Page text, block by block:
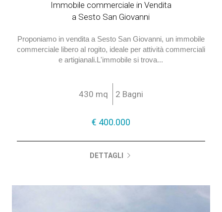
Immobile commerciale in Vendita
a Sesto San Giovanni
Proponiamo in vendita a Sesto San Giovanni, un immobile
commerciale libero al rogito, ideale per attività commerciali
e artigianali.L'immobile si trova...
430 mq 2 Bagni
€ 400.000
DETTAGLI